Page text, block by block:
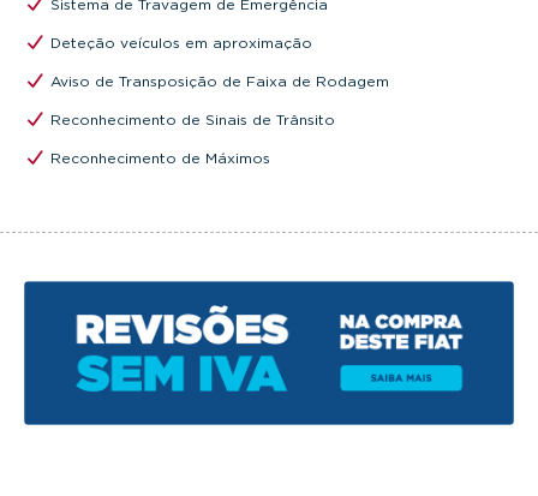
Sistema de Travagem de Emergência
Deteção veículos em aproximação
Aviso de Transposição de Faixa de Rodagem
Reconhecimento de Sinais de Trânsito
Reconhecimento de Máximos